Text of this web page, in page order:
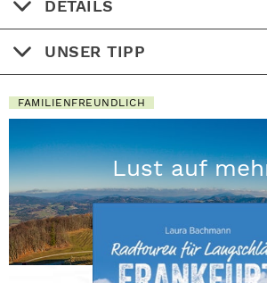
DETAILS
UNSER TIPP
FAMILIENFREUNDLICH
Lust auf